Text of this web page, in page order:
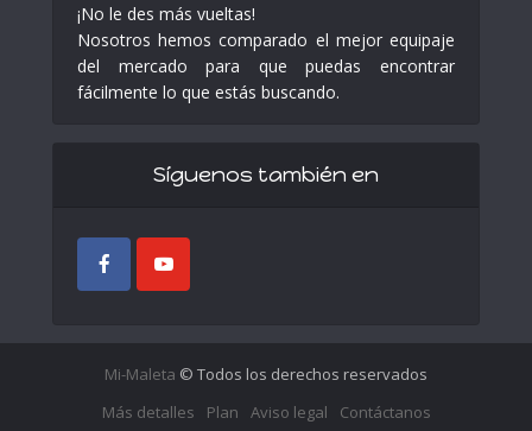
¡No le des más vueltas!
Nosotros hemos comparado el mejor equipaje
del mercado para que puedas encontrar
fácilmente lo que estás buscando.
Síguenos también en
Mi-Maleta © Todos los derechos reservados
Más detalles
Plan Aviso legal Contáctanos